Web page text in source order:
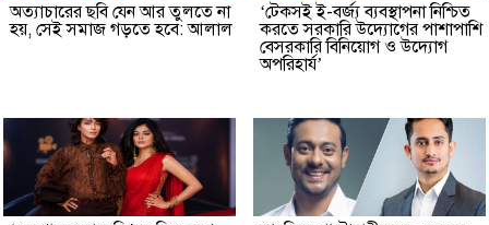
অত্যাচারের ছবি যেন আর তুলতে না
হয়, সেই সমাজ গড়তে হবে: আলাল
‘টেকসই ই-বর্জ্য ব্যবস্থাপনা নিশ্চিত
করতে সরকারি উদ্যোগের পাশাপাশি
বেসরকারি বিনিয়োগ ও উদ্যোগ
অপরিহার্য’